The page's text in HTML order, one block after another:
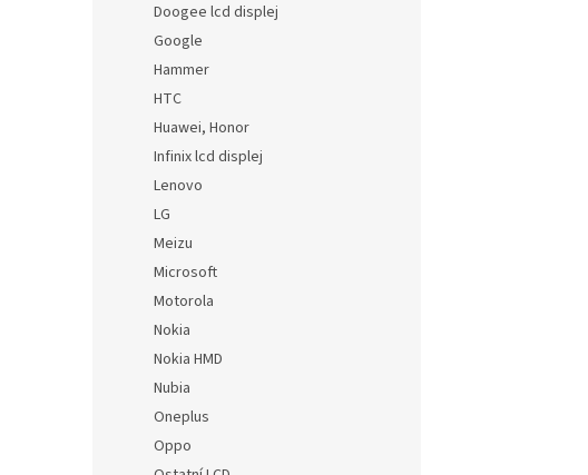
Doogee lcd displej
Google
Hammer
HTC
Huawei, Honor
Infinix lcd displej
Lenovo
LG
Meizu
Microsoft
Motorola
Nokia
Nokia HMD
Nubia
Oneplus
Oppo